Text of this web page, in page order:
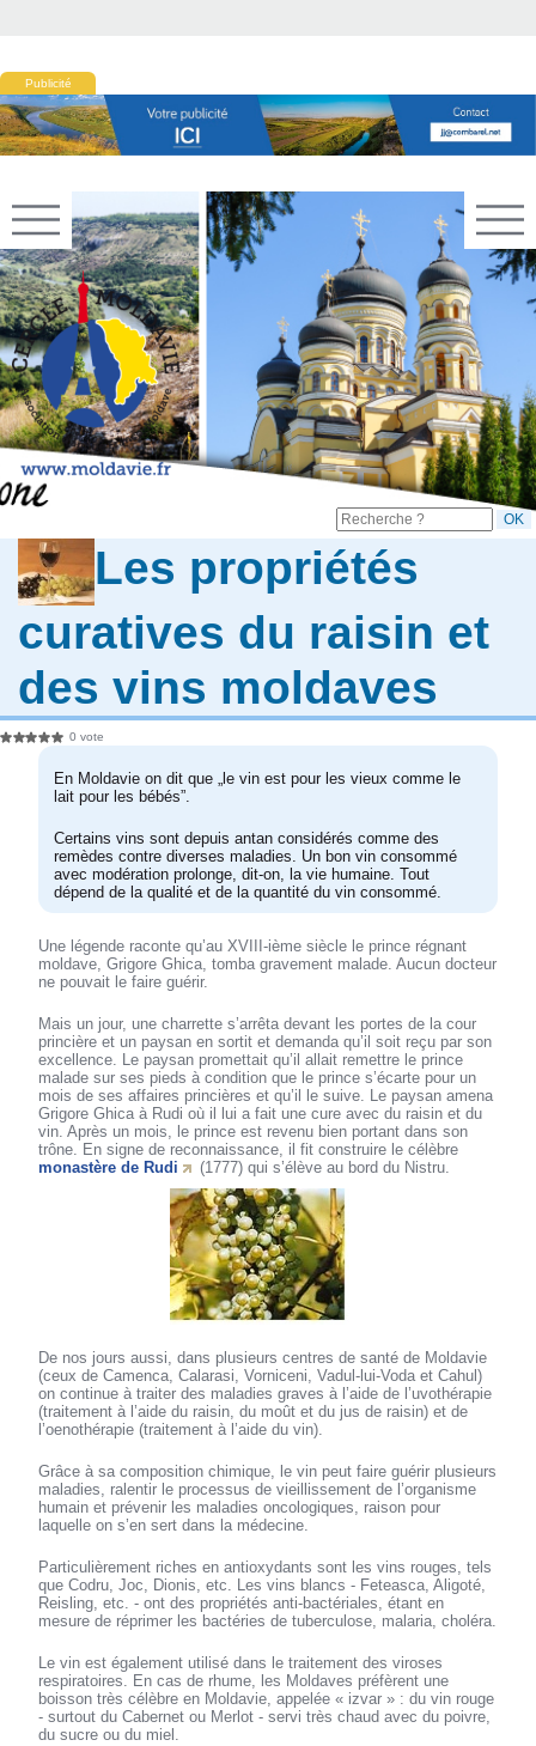
Publicité
Les propriétés
curatives du raisin et
des vins moldaves
0 vote
En Moldavie on dit que „le vin est pour les vieux comme le
lait pour les bébés”.
Certains vins sont depuis antan considérés comme des
remèdes contre diverses maladies. Un bon vin consommé
avec modération prolonge, dit-on, la vie humaine. Tout
dépend de la qualité et de la quantité du vin consommé.
Une légende raconte qu’au XVIII-ième siècle le prince régnant
moldave, Grigore Ghica, tomba gravement malade. Aucun docteur
ne pouvait le faire guérir.
Mais un jour, une charrette s’arrêta devant les portes de la cour
princière et un paysan en sortit et demanda qu’il soit reçu par son
excellence. Le paysan promettait qu’il allait remettre le prince
malade sur ses pieds à condition que le prince s’écarte pour un
mois de ses affaires princières et qu’il le suive. Le paysan amena
Grigore Ghica à Rudi où il lui a fait une cure avec du raisin et du
vin. Après un mois, le prince est revenu bien portant dans son
trône. En signe de reconnaissance, il fit construire le célèbre
monastère de Rudi
(1777) qui s’élève au bord du Nistru.
De nos jours aussi, dans plusieurs centres de santé de Moldavie
(ceux de Camenca, Calarasi, Vorniceni, Vadul-lui-Voda et Cahul)
on continue à traiter des maladies graves à l’aide de l’uvothérapie
(traitement à l’aide du raisin, du moût et du jus de raisin) et de
l’oenothérapie (traitement à l’aide du vin).
Grâce à sa composition chimique, le vin peut faire guérir plusieurs
maladies, ralentir le processus de vieillissement de l’organisme
humain et prévenir les maladies oncologiques, raison pour
laquelle on s’en sert dans la médecine.
Particulièrement riches en antioxydants sont les vins rouges, tels
que Codru, Joc, Dionis, etc. Les vins blancs - Feteasca, Aligoté,
Reisling, etc. - ont des propriétés anti-bactériales, étant en
mesure de réprimer les bactéries de tuberculose, malaria, choléra.
Le vin est également utilisé dans le traitement des viroses
respiratoires. En cas de rhume, les Moldaves préfèrent une
boisson très célèbre en Moldavie, appelée « izvar » : du vin rouge
- surtout du Cabernet ou Merlot - servi très chaud avec du poivre,
du sucre ou du miel.